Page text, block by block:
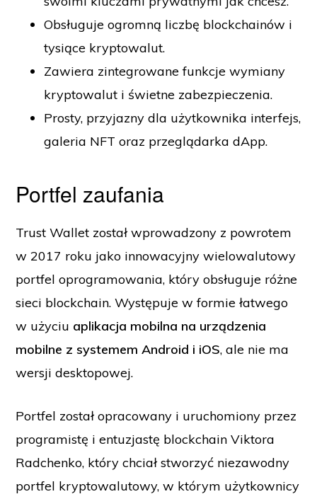
Obsługuje ogromną liczbę blockchainów i
tysiące kryptowalut.
Zawiera zintegrowane funkcje wymiany
kryptowalut i świetne zabezpieczenia.
Prosty, przyjazny dla użytkownika interfejs,
galeria NFT oraz przeglądarka dApp.
Portfel zaufania
Trust Wallet został wprowadzony z powrotem
w 2017 roku jako innowacyjny wielowalutowy
portfel oprogramowania, który obsługuje różne
sieci blockchain. Występuje w formie łatwego
w użyciu aplikacja mobilna na urządzenia
mobilne z systemem Android i iOS, ale nie ma
wersji desktopowej.
Portfel został opracowany i uruchomiony przez
programistę i entuzjastę blockchain Viktora
Radchenko, który chciał stworzyć niezawodny
portfel kryptowalutowy, w którym użytkownicy